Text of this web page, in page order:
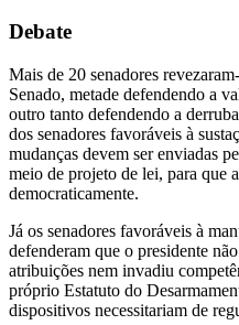
Debate
Mais de 20 senadores
Senado, metade defendendo a
outro tanto defendendo a
dos senadores favoráveis à
mudanças devem ser enviadas
meio de projeto de lei, para que
democraticamente.
Já os senadores favoráveis à
defenderam que o presidente
atribuições nem invadiu
próprio Estatuto do
dispositivos necessitariam de